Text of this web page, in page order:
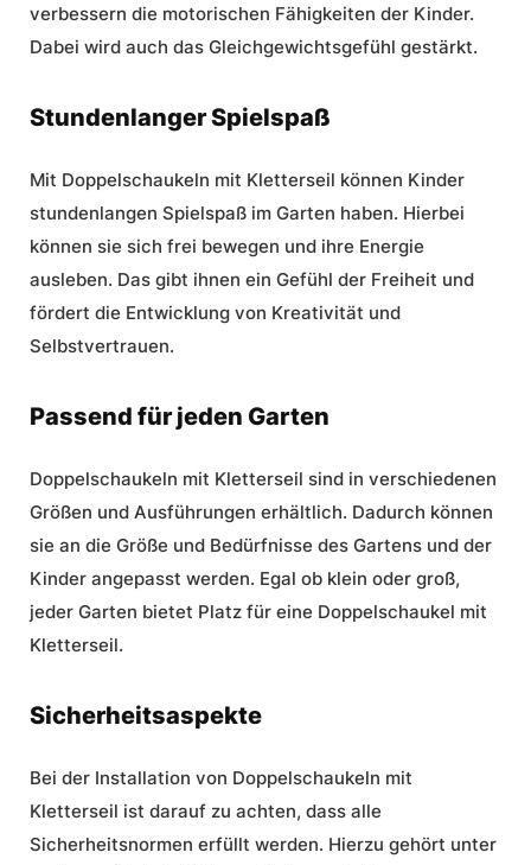
verbessern die motorischen Fähigkeiten der Kinder.
Dabei wird auch das Gleichgewichtsgefühl gestärkt.
Stundenlanger Spielspaß
Mit Doppelschaukeln mit Kletterseil können Kinder
stundenlangen Spielspaß im Garten haben. Hierbei
können sie sich frei bewegen und ihre Energie
ausleben. Das gibt ihnen ein Gefühl der Freiheit und
fördert die Entwicklung von Kreativität und
Selbstvertrauen.
Passend für jeden Garten
Doppelschaukeln mit Kletterseil sind in verschiedenen
Größen und Ausführungen erhältlich. Dadurch können
sie an die Größe und Bedürfnisse des Gartens und der
Kinder angepasst werden. Egal ob klein oder groß,
jeder Garten bietet Platz für eine Doppelschaukel mit
Kletterseil.
Sicherheitsaspekte
Bei der Installation von Doppelschaukeln mit
Kletterseil ist darauf zu achten, dass alle
Sicherheitsnormen erfüllt werden. Hierzu gehört unter